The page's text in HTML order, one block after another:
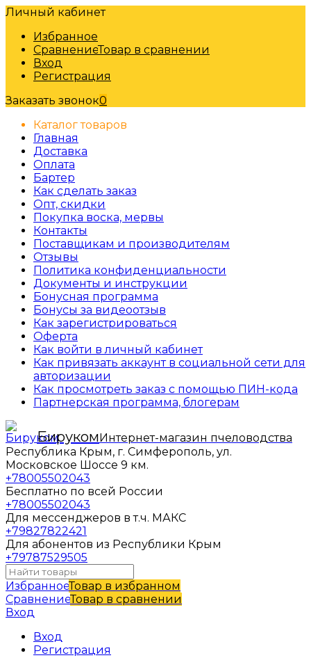
Личный кабинет
Избранное
СравнениеТовар в сравнении
Вход
Регистрация
Заказать звонок0
Каталог товаров
Главная
Доставка
Оплата
Бартер
Как сделать заказ
Опт, скидки
Покупка воска, мервы
Контакты
Поставщикам и производителям
Отзывы
Политика конфиденциальности
Документы и инструкции
Бонусная программа
Бонусы за видеоотзыв
Как зарегистрироваться
Оферта
Как войти в личный кабинет
Как привязать аккаунт в социальной сети для
авторизации
Как просмотреть заказ с помощью ПИН-кода
Партнерская программа, блогерам
БирукомИнтернет-магазин пчеловодства
Республика Крым, г. Симферополь, ул.
Московское Шоссе 9 км.
+78005502043
Бесплатно по всей России
+78005502043
Для мессенджеров в т.ч. МАКС
+79827822421
Для абонентов из Республики Крым
+79787529505
ИзбранноеТовар в избранном
СравнениеТовар в сравнении
Вход
Вход
Регистрация